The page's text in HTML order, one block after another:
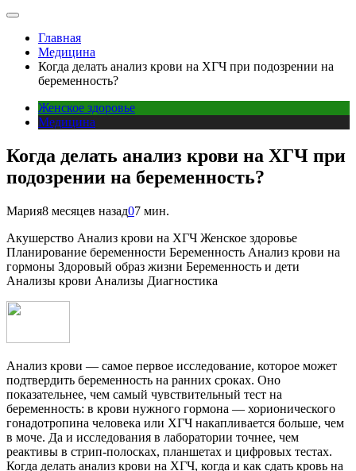
Главная
Медицина
Когда делать анализ крови на ХГЧ при подозрении на
беременность?
Женское здоровье
Медицина
Когда делать анализ крови на ХГЧ при
подозрении на беременность?
Мария8 месяцев назад07 мин.
Акушерство Анализ крови на ХГЧ Женское здоровье
Планирование беременности Беременность Анализ крови на
гормоны Здоровый образ жизни Беременность и дети
Анализы крови Анализы Диагностика
Анализ крови — самое первое исследование, которое может
подтвердить беременность на ранних сроках. Оно
показательнее, чем самый чувствительный тест на
беременность: в крови нужного гормона — хорионического
гонадотропина человека или ХГЧ накапливается больше, чем
в моче. Да и исследования в лаборатории точнее, чем
реактивы в стрип-полосках, планшетах и цифровых тестах.
Когда делать анализ крови на ХГЧ, когда и как сдать кровь на